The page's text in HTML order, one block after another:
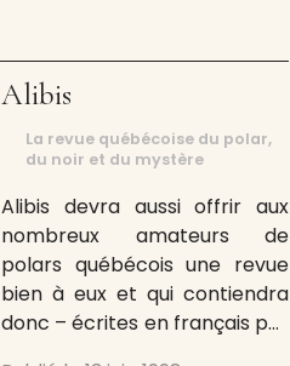
Alibis
La revue québécoise du polar,
du noir et du mystère
Alibis devra aussi offrir aux
nombreux amateurs de
polars québécois une revue
bien à eux et qui contiendra
donc – écrites en français par